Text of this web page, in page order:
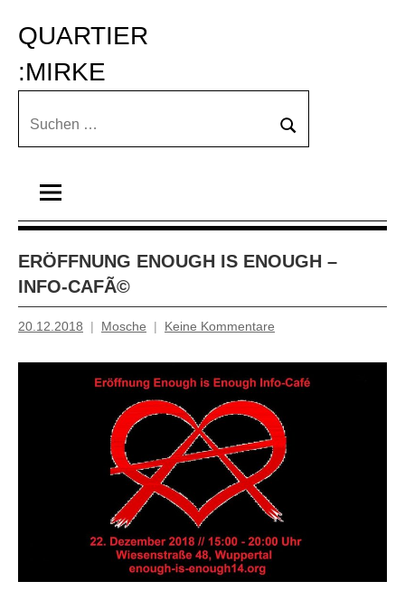
Inhalt
springen
QUARTIER
:MIRKE
Suchen
Suchen
ERÖFFNUNG ENOUGH IS ENOUGH –
INFO-CAFÃ©
20.12.2018 Mosche Keine Kommentare